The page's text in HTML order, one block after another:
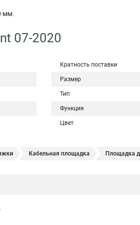
мм.
07-2020
Кратность поставки
Размер
Тип
Функция
Цвет
Кабельная площадка Площадка